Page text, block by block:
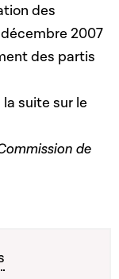
des
2007
des partis
suite sur le
de